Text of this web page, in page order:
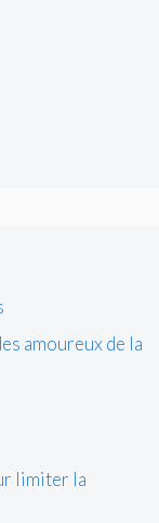
amoureux de la
limiter la